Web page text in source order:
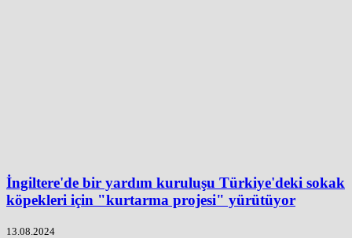
İngiltere'de bir yardım kuruluşu Türkiye'deki sokak
köpekleri için "kurtarma projesi" yürütüyor
13.08.2024